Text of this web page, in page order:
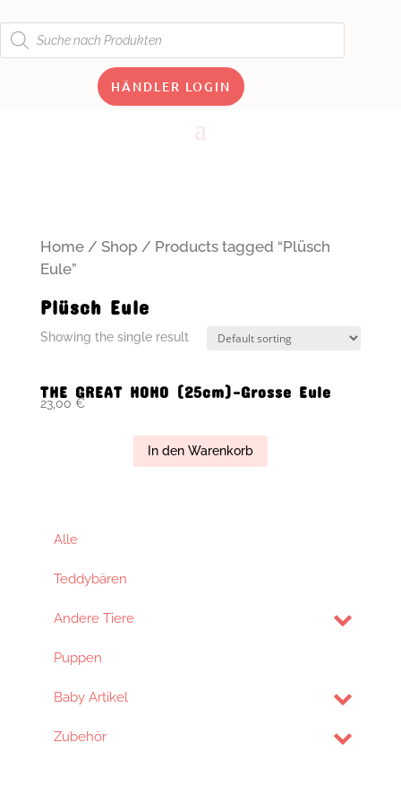
Products
search
HÄNDLER LOGIN
Home/ Shop / Products tagged “Plüsch
Eule”
Plüsch Eule
Showing the single result
THE GREAT HOHO (25cm)-Grosse Eule
23,00 €
In den Warenkorb
Alle
Teddybären
Andere Tiere
Puppen
Baby Artikel
Zubehör